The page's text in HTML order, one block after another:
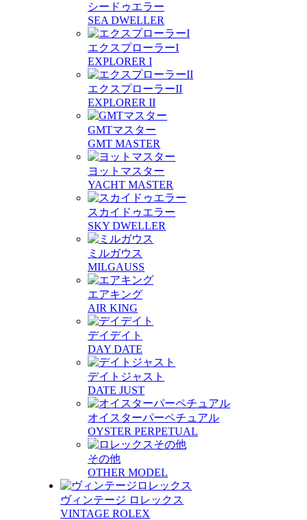
シードゥエラー
SEA DWELLER
エクスプローラーI
EXPLORER I
エクスプローラーII
EXPLORER II
GMTマスター
GMT MASTER
ヨットマスター
YACHT MASTER
スカイドゥエラー
SKY DWELLER
ミルガウス
MILGAUSS
エアキング
AIR KING
デイデイト
DAY DATE
デイトジャスト
DATE JUST
オイスターパーペチュアル
OYSTER PERPETUAL
その他
OTHER MODEL
ヴィンテージ ロレックス
VINTAGE ROLEX